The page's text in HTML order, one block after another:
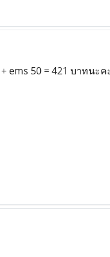
ems 50 = 421 บาทนะค